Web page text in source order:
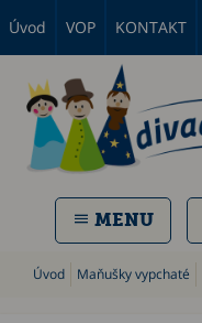
Úvod VOP KONTAKT
MENU
Úvod Maňušky vypchaté